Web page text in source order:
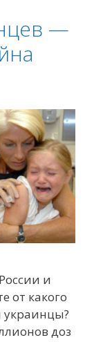
—
и
от какого
украинцы?
доз